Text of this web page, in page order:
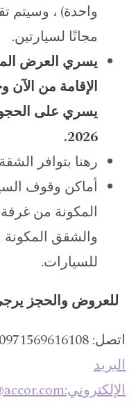
واحدة) ،
مجانًا لسيارتين.
يسري العرض
2026.
رهنا بتوافر الشقة
أماكن وقوف
المكونة من
والشقق
للسيارات.
للعروض والحجز
اتصل: 00971569616108
البريد
الإلكتروني: